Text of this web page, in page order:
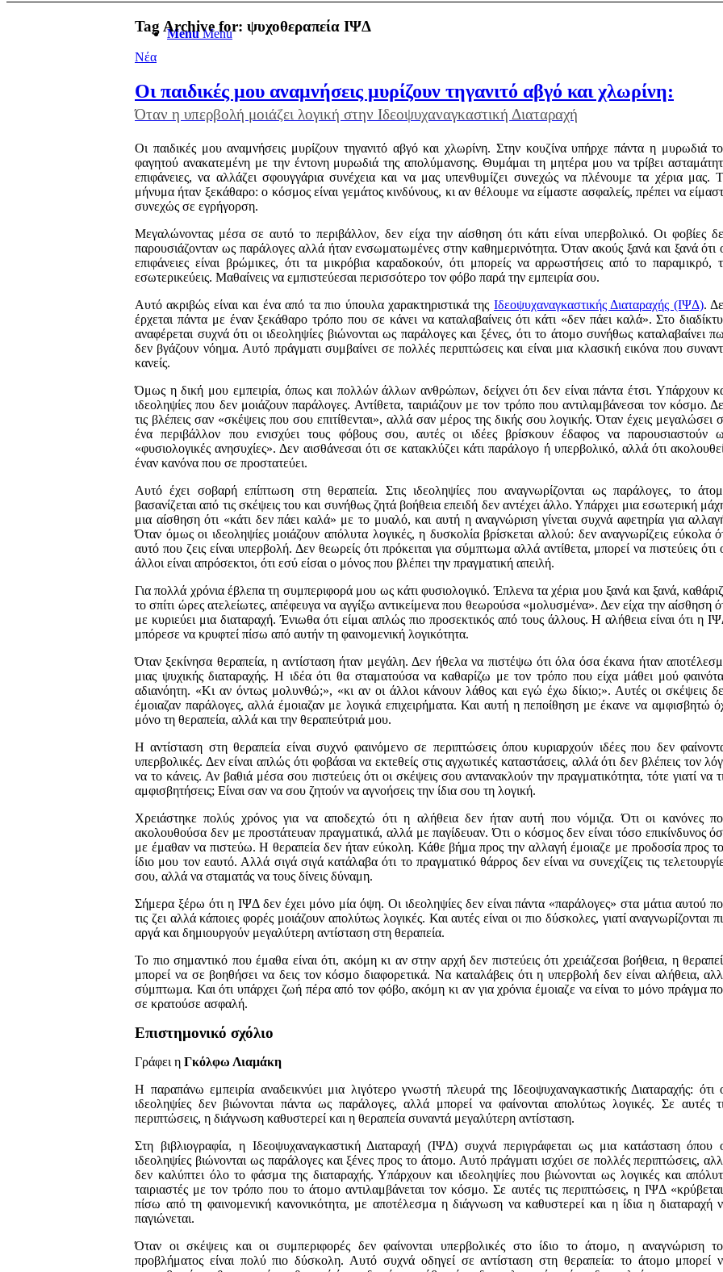
Menu Menu
Tag Archive for: ψυχοθεραπεία ΙΨΔ
Νέα
Οι παιδικές μου αναμνήσεις μυρίζουν τηγανιτό αβγό και χλωρίνη:
Όταν η υπερβολή μοιάζει λογική στην Ιδεοψυχαναγκαστική Διαταραχή
Οι παιδικές μου αναμνήσεις μυρίζουν τηγανιτό αβγό και χλωρίνη. Στην κουζίνα υπήρχε πάντα η μυρωδιά
φαγητού ανακατεμένη με την έντονη μυρωδιά της απολύμανσης. Θυμάμαι τη μητέρα μου να τρίβει
επιφάνειες, να αλλάζει σφουγγάρια συνέχεια και να μας υπενθυμίζει συνεχώς να πλένουμε τα χέρια μας.
μήνυμα ήταν ξεκάθαρο: ο κόσμος είναι γεμάτος κινδύνους, κι αν θέλουμε να είμαστε ασφαλείς, πρέπει να
συνεχώς σε εγρήγορση.
Μεγαλώνοντας μέσα σε αυτό το περιβάλλον, δεν είχα την αίσθηση ότι κάτι είναι υπερβολικό. Οι φοβίες
παρουσιάζονταν ως παράλογες αλλά ήταν ενσωματωμένες στην καθημερινότητα. Όταν ακούς ξανά και ξανά ότι
επιφάνειες είναι βρώμικες, ότι τα μικρόβια καραδοκούν, ότι μπορείς να αρρωστήσεις από το παραμικρό,
εσωτερικεύεις. Μαθαίνεις να εμπιστεύεσαι περισσότερο τον φόβο παρά την εμπειρία σου.
Αυτό ακριβώς είναι και ένα από τα πιο ύπουλα χαρακτηριστικά της Ιδεοψυχαναγκαστικής Διαταραχής (ΙΨΔ).
έρχεται πάντα με έναν ξεκάθαρο τρόπο που σε κάνει να καταλαβαίνεις ότι κάτι «δεν πάει καλά». Στο
αναφέρεται συχνά ότι οι ιδεοληψίες βιώνονται ως παράλογες και ξένες, ότι το άτομο συνήθως καταλαβαίνει
δεν βγάζουν νόημα. Αυτό πράγματι συμβαίνει σε πολλές περιπτώσεις και είναι μια κλασική εικόνα που
κανείς.
Όμως η δική μου εμπειρία, όπως και πολλών άλλων ανθρώπων, δείχνει ότι δεν είναι πάντα έτσι. Υπάρχουν
ιδεοληψίες που δεν μοιάζουν παράλογες. Αντίθετα, ταιριάζουν με τον τρόπο που αντιλαμβάνεσαι τον κόσμο.
τις βλέπεις σαν «σκέψεις που σου επιτίθενται», αλλά σαν μέρος της δικής σου λογικής. Όταν έχεις μεγαλώσει
ένα περιβάλλον που ενισχύει τους φόβους σου, αυτές οι ιδέες βρίσκουν έδαφος να παρουσιαστούν
«φυσιολογικές ανησυχίες». Δεν αισθάνεσαι ότι σε κατακλύζει κάτι παράλογο ή υπερβολικό, αλλά ότι
έναν κανόνα που σε προστατεύει.
Αυτό έχει σοβαρή επίπτωση στη θεραπεία. Στις ιδεοληψίες που αναγνωρίζονται ως παράλογες, το
βασανίζεται από τις σκέψεις του και συνήθως ζητά βοήθεια επειδή δεν αντέχει άλλο. Υπάρχει μια εσωτερική
μια αίσθηση ότι «κάτι δεν πάει καλά» με το μυαλό, και αυτή η αναγνώριση γίνεται συχνά αφετηρία για
Όταν όμως οι ιδεοληψίες μοιάζουν απόλυτα λογικές, η δυσκολία βρίσκεται αλλού: δεν αναγνωρίζεις εύκολα
αυτό που ζεις είναι υπερβολή. Δεν θεωρείς ότι πρόκειται για σύμπτωμα αλλά αντίθετα, μπορεί να πιστεύεις ότι
άλλοι είναι απρόσεκτοι, ότι εσύ είσαι ο μόνος που βλέπει την πραγματική απειλή.
Για πολλά χρόνια έβλεπα τη συμπεριφορά μου ως κάτι φυσιολογικό. Έπλενα τα χέρια μου ξανά και ξανά,
το σπίτι ώρες ατελείωτες, απέφευγα να αγγίξω αντικείμενα που θεωρούσα «μολυσμένα». Δεν είχα την αίσθηση
με κυριεύει μια διαταραχή. Ένιωθα ότι είμαι απλώς πιο προσεκτικός από τους άλλους. Η αλήθεια είναι ότι η
μπόρεσε να κρυφτεί πίσω από αυτήν τη φαινομενική λογικότητα.
Όταν ξεκίνησα θεραπεία, η αντίσταση ήταν μεγάλη. Δεν ήθελα να πιστέψω ότι όλα όσα έκανα ήταν
μιας ψυχικής διαταραχής. Η ιδέα ότι θα σταματούσα να καθαρίζω με τον τρόπο που είχα μάθει μού
αδιανόητη. «Κι αν όντως μολυνθώ;», «κι αν οι άλλοι κάνουν λάθος και εγώ έχω δίκιο;». Αυτές οι σκέψεις
έμοιαζαν παράλογες, αλλά έμοιαζαν με λογικά επιχειρήματα. Και αυτή η πεποίθηση με έκανε να αμφισβητώ
μόνο τη θεραπεία, αλλά και την θεραπεύτριά μου.
Η αντίσταση στη θεραπεία είναι συχνό φαινόμενο σε περιπτώσεις όπου κυριαρχούν ιδέες που δεν
υπερβολικές. Δεν είναι απλώς ότι φοβάσαι να εκτεθείς στις αγχωτικές καταστάσεις, αλλά ότι δεν βλέπεις τον
να το κάνεις. Αν βαθιά μέσα σου πιστεύεις ότι οι σκέψεις σου αντανακλούν την πραγματικότητα, τότε γιατί να
αμφισβητήσεις; Είναι σαν να σου ζητούν να αγνοήσεις την ίδια σου τη λογική.
Χρειάστηκε πολύς χρόνος για να αποδεχτώ ότι η αλήθεια δεν ήταν αυτή που νόμιζα. Ότι οι κανόνες
ακολουθούσα δεν με προστάτευαν πραγματικά, αλλά με παγίδευαν. Ότι ο κόσμος δεν είναι τόσο επικίνδυνος
με έμαθαν να πιστεύω. Η θεραπεία δεν ήταν εύκολη. Κάθε βήμα προς την αλλαγή έμοιαζε με προδοσία προς
ίδιο μου τον εαυτό. Αλλά σιγά σιγά κατάλαβα ότι το πραγματικό θάρρος δεν είναι να συνεχίζεις τις
σου, αλλά να σταματάς να τους δίνεις δύναμη.
Σήμερα ξέρω ότι η ΙΨΔ δεν έχει μόνο μία όψη. Οι ιδεοληψίες δεν είναι πάντα «παράλογες» στα μάτια αυτού
τις ζει αλλά κάποιες φορές μοιάζουν απολύτως λογικές. Και αυτές είναι οι πιο δύσκολες, γιατί αναγνωρίζονται
αργά και δημιουργούν μεγαλύτερη αντίσταση στη θεραπεία.
Το πιο σημαντικό που έμαθα είναι ότι, ακόμη κι αν στην αρχή δεν πιστεύεις ότι χρειάζεσαι βοήθεια, η
μπορεί να σε βοηθήσει να δεις τον κόσμο διαφορετικά. Να καταλάβεις ότι η υπερβολή δεν είναι αλήθεια,
σύμπτωμα. Και ότι υπάρχει ζωή πέρα από τον φόβο, ακόμη κι αν για χρόνια έμοιαζε να είναι το μόνο πράγμα
σε κρατούσε ασφαλή.
Επιστημονικό σχόλιο
Γράφει η Γκόλφω Λιαμάκη
Η παραπάνω εμπειρία αναδεικνύει μια λιγότερο γνωστή πλευρά της Ιδεοψυχαναγκαστικής Διαταραχής: ότι
ιδεοληψίες δεν βιώνονται πάντα ως παράλογες, αλλά μπορεί να φαίνονται απολύτως λογικές. Σε αυτές
περιπτώσεις, η διάγνωση καθυστερεί και η θεραπεία συναντά μεγαλύτερη αντίσταση.
Στη βιβλιογραφία, η Ιδεοψυχαναγκαστική Διαταραχή (ΙΨΔ) συχνά περιγράφεται ως μια κατάσταση όπου
ιδεοληψίες βιώνονται ως παράλογες και ξένες προς το άτομο. Αυτό πράγματι ισχύει σε πολλές περιπτώσεις,
δεν καλύπτει όλο το φάσμα της διαταραχής. Υπάρχουν και ιδεοληψίες που βιώνονται ως λογικές και
ταιριαστές με τον τρόπο που το άτομο αντιλαμβάνεται τον κόσμο. Σε αυτές τις περιπτώσεις, η ΙΨΔ
πίσω από τη φαινομενική κανονικότητα, με αποτέλεσμα η διάγνωση να καθυστερεί και η ίδια η διαταραχή
παγιώνεται.
Όταν οι σκέψεις και οι συμπεριφορές δεν φαίνονται υπερβολικές στο ίδιο το άτομο, η αναγνώριση
προβλήματος είναι πολύ πιο δύσκολη. Αυτό συχνά οδηγεί σε αντίσταση στη θεραπεία: το άτομο μπορεί